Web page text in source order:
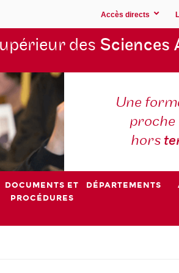
Accès directs
des Sciences
Une
proche
hors
DOCUMENTS ET
PROCÉDURES
DÉPARTEMENTS